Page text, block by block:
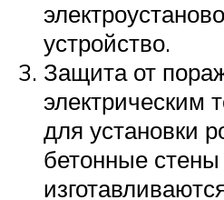
устройство.
Защита от
электрическим
для установки
бетонные стены